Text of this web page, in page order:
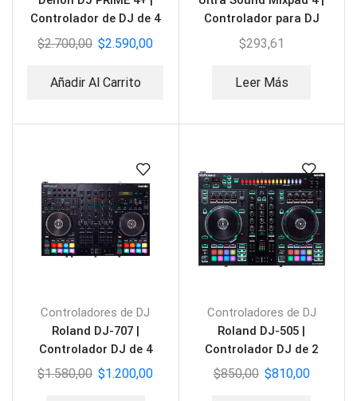
Controlador de DJ de 4
Decks
$2.700,00 $2.590,00
Añadir Al Carrito
Controlador para DJ
$293,61
Leer Más
Controladores de DJ
Roland DJ-707 |
Controlador DJ de 4
canales
$1.580,00 $1.200,00
Controladores de DJ
Roland DJ-505 |
Controlador DJ de 2
canales
$850,00 $810,00